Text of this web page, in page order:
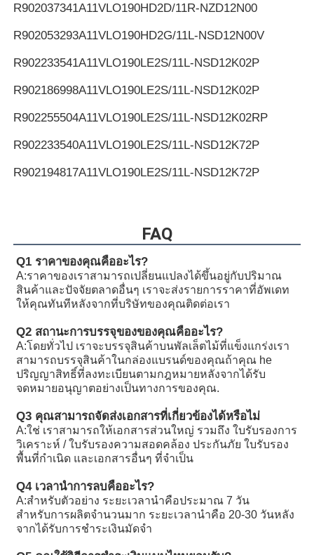
R902037341A11VLO190HD2D/11R-NZD12N00
R902053293A11VLO190HD2G/11L-NSD12N00V
R902233541A11VLO190LE2S/11L-NSD12K02P
R902186998A11VLO190LE2S/11L-NSD12K02P
R902255504A11VLO190LE2S/11L-NSD12K02RP
R902233540A11VLO190LE2S/11L-NSD12K72P
R902194817A11VLO190LE2S/11L-NSD12K72P
A11VLO190LE2S/11L-NTD12K02P
R902233884 A11VLO190LE2S/11L-NZD12K02H
R902106321 A11VLO190LE2S/11L-NZD12K02H
R902198594A11VLO190LE2S/11L-NZD12K02H
R902220946 A11VLO190LE2S/11L-NZD12K02P
R902255713A11VLO190LE2S/11L-NZD12K02P
R902225083A11VLO190LE2S/11L-NZD12K02P
FAQ
Q1 ราคาของคุณคืออะไร?
A:ราคาของเราสามารถเปลี่ยนแปลงได้ขึ้นอยู่กับปริมาณ
สินค้าและปัจจัยตลาดอื่นๆ เราจะส่งรายการราคาที่อัพเดท
ให้คุณทันทีหลังจากที่บริษัทของคุณติดต่อเรา
Q2 สถานะการบรรจุของของคุณคืออะไร?
A:โดยทั่วไป เราจะบรรจุสินค้าบนพัลเล็ตไม้ที่แข็งแกร่งเรา
สามารถบรรจุสินค้าในกล่องแบรนด์ของคุณถ้าคุณ he
ปริญญาสิทธิ์ที่ลงทะเบียนตามกฎหมายหลังจากได้รับ
จดหมายอนุญาตอย่างเป็นทางการของคุณ.
Q3 คุณสามารถจัดส่งเอกสารที่เกี่ยวข้องได้หรือไม่
A:ใช่ เราสามารถให้เอกสารส่วนใหญ่ รวมถึง ใบรับรองการ
วิเคราะห์ / ใบรับรองความสอดคล้อง ประกันภัย ใบรับรอง
พื้นที่กําเนิด และเอกสารอื่นๆ ที่จําเป็น
Q4 เวลานําการลบคืออะไร?
A:สําหรับตัวอย่าง ระยะเวลานําคือประมาณ 7 วัน
สําหรับการผลิตจํานวนมาก ระยะเวลานําคือ 20-30 วันหลัง
จากได้รับการชําระเงินมัดจํา